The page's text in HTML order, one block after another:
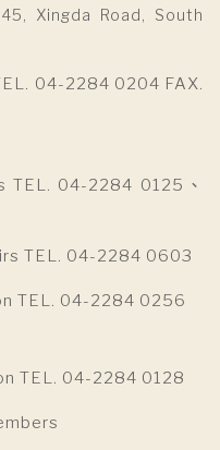
Xingda Road, South
04-2284 0204 FAX.
TEL. 04-2284 0125、
TEL. 04-2284 0603
TEL. 04-2284 0256
TEL. 04-2284 0128